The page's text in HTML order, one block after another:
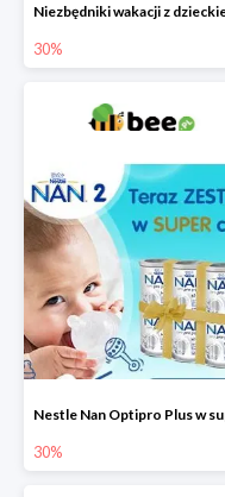
30%
30%